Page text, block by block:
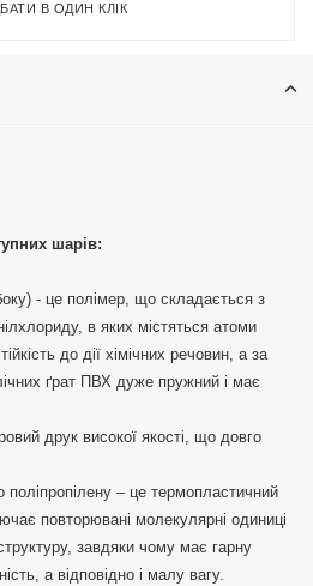
В ОДИН КЛІК
шарів:
- це полімер, що складається з
в яких містяться атоми
до дії хімічних речовин, а за
ґрат ПВХ дуже пружний і має
друк високої якості, що довго
– це термопластичний
повторювані молекулярні одиниці
завдяки чому має гарну
а відповідно і малу вагу.